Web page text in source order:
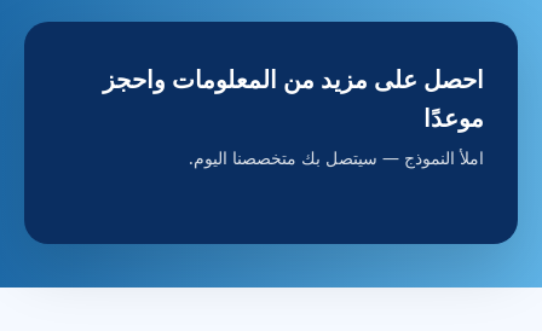
احصل على مزيد من المعلومات واحجز
موعدًا
املأ النموذج — سيتصل بك متخصصنا اليوم.